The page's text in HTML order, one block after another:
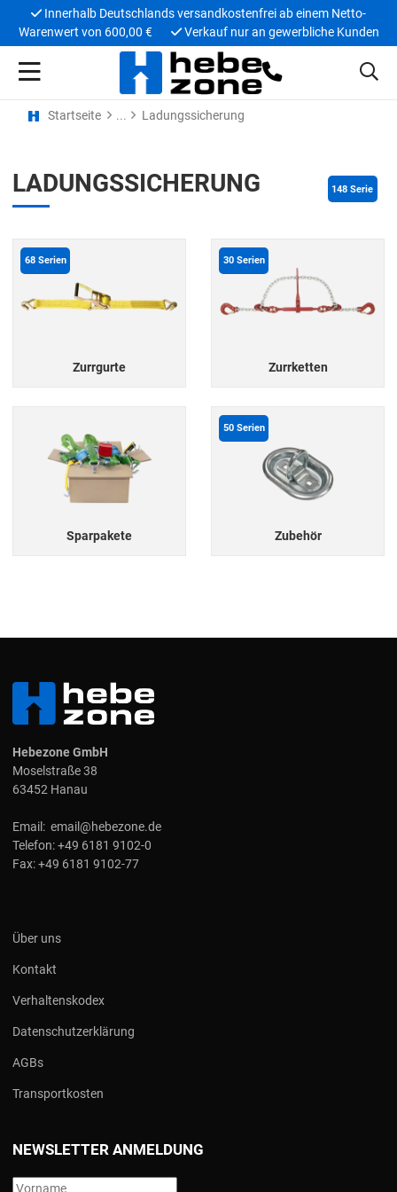
Innerhalb Deutschlands versandkostenfrei ab einem Netto-
Warenwert von 600,00 €
Verkauf nur an gewerbliche Kunden
Startseite Ladungssicherung
LADUNGSSICHERUNG 148 Serie
68 Serien
Zurrgurte
30 Serien
Zurrketten
Sparpakete
50 Serien
Zubehör
Hebezone GmbH
Moselstraße 38
63452 Hanau
Email: email@hebezone.de
Telefon:+49 6181 9102-0
Fax:+49 6181 9102-77
Über uns
Kontakt
Verhaltenskodex
Datenschutzerklärung
AGBs
Transportkosten
NEWSLETTER ANMELDUNG